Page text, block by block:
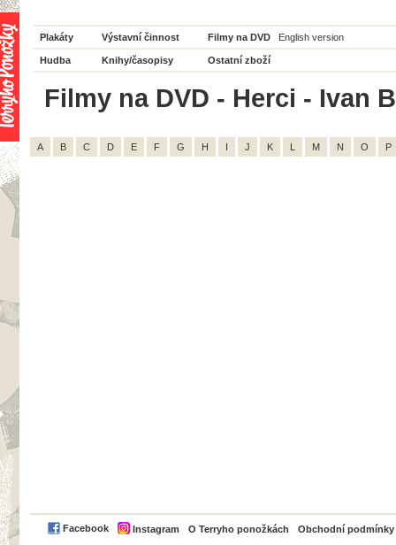
Plakáty Výstavní činnost Filmy na DVD English version
Hudba Knihy/časopisy Ostatní zboží
Filmy na DVD - Herci - Ivan
A B C D E F G H I J K L M N O P
Facebook Instagram O Terryho ponožkách Obchodní podmínky
PayPal